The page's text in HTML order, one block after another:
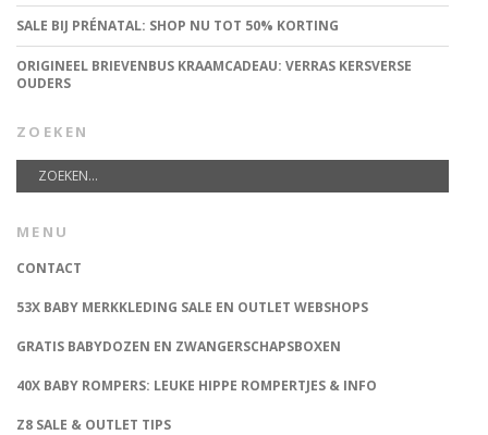
SALE BIJ PRÉNATAL: SHOP NU TOT 50% KORTING
ORIGINEEL BRIEVENBUS KRAAMCADEAU: VERRAS KERSVERSE
OUDERS
ZOEKEN
MENU
CONTACT
53X BABY MERKKLEDING SALE EN OUTLET WEBSHOPS
GRATIS BABYDOZEN EN ZWANGERSCHAPSBOXEN
40X BABY ROMPERS: LEUKE HIPPE ROMPERTJES & INFO
Z8 SALE & OUTLET TIPS